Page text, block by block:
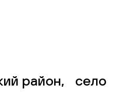
район, село